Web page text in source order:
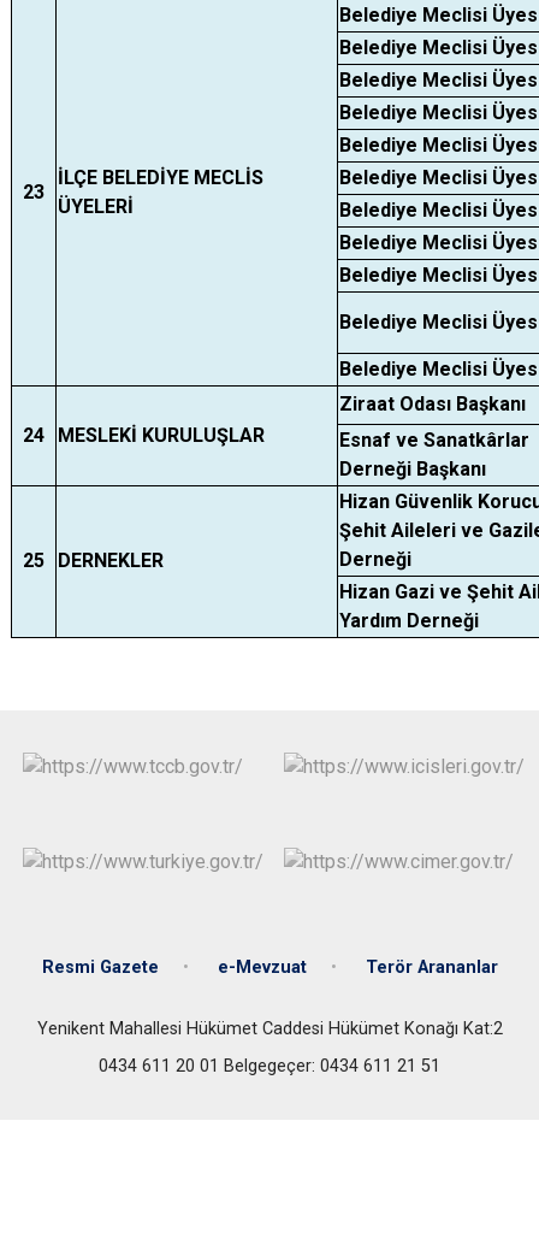
23
İLÇE BELEDİYE MECLİS
ÜYELERİ
Belediye Meclisi
Belediye Meclisi
Belediye Meclisi
Belediye Meclisi
Belediye Meclisi
Belediye Meclisi
Belediye Meclisi
Belediye Meclisi
Belediye Meclisi
Belediye Meclisi
Belediye Meclisi
24 MESLEKİ KURULUŞLAR
Ziraat Odası Başkanı
Esnaf ve Sanatkârlar
Derneği Başkanı
25 DERNEKLER
Hizan Güvenlik
Şehit Aileleri ve
Derneği
Hizan Gazi ve Şehit
Yardım Derneği
Resmi Gazete e-Mevzuat Terör Arananlar
Yenikent Mahallesi Hükümet Caddesi Hükümet Konağı Kat:2
0434 611 20 01 Belgegeçer: 0434 611 21 51